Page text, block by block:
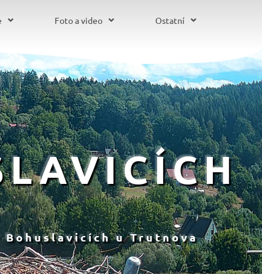
Foto a video Ostatní
u Trutnova